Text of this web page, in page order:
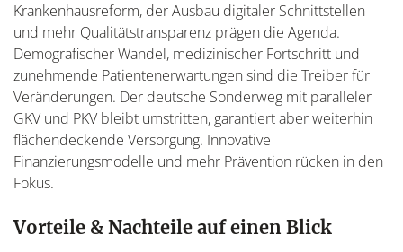
Krankenhausreform, der Ausbau digitaler Schnittstellen
und mehr Qualitätstransparenz prägen die Agenda.
Demografischer Wandel, medizinischer Fortschritt und
zunehmende Patientenerwartungen sind die Treiber für
Veränderungen. Der deutsche Sonderweg mit paralleler
GKV und PKV bleibt umstritten, garantiert aber weiterhin
flächendeckende Versorgung. Innovative
Finanzierungsmodelle und mehr Prävention rücken in den
Fokus.
Vorteile & Nachteile auf einen Blick